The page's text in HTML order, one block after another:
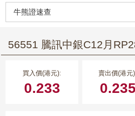
56551 騰訊中銀C12月
買入價(港元):
0.233
賣出價(港元
0.235